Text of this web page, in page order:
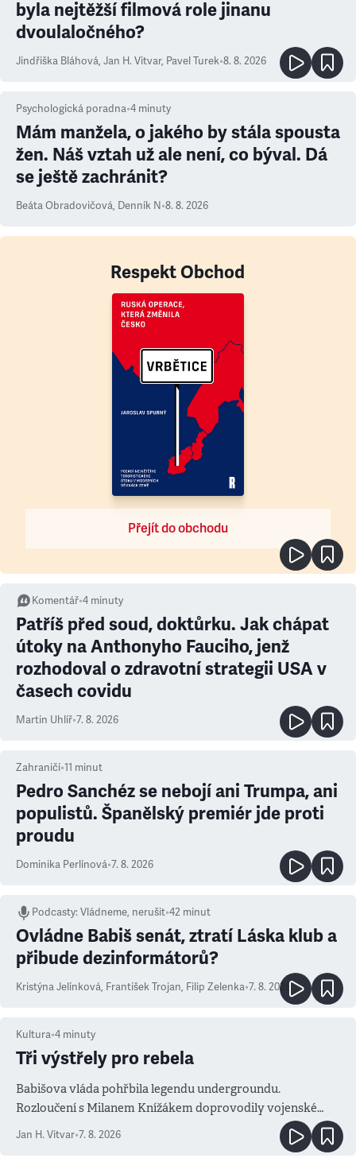
byla nejtěžší filmová role jinanu
dvoulaločného?
Jindřiška Bláhová, Jan H. Vitvar, Pavel Turek•8. 8. 2026
Psychologická poradna•4 minuty
Mám manžela, o jakého by stála spousta
žen. Náš vztah už ale není, co býval. Dá
se ještě zachránit?
Beáta Obradovičová, Denník N•8. 8. 2026
Respekt Obchod
Přejít do obchodu
Komentář•4 minuty
Patříš před soud, doktůrku. Jak chápat
útoky na Anthonyho Fauciho, jenž
rozhodoval o zdravotní strategii USA v
časech covidu
Martin Uhlíř•7. 8. 2026
Zahraničí•11 minut
Pedro Sanchéz se nebojí ani Trumpa, ani
populistů. Španělský premiér jde proti
proudu
Dominika Perlínová•7. 8. 2026
Podcasty:Vládneme, nerušit•42 minut
Ovládne Babiš senát, ztratí Láska klub a
přibude dezinformátorů?
Kristýna Jelínková, František Trojan, Filip Zelenka•7. 8. 2026
Kultura•4 minuty
Tři výstřely pro rebela
Babišova vláda pohřbila legendu undergroundu.
Rozloučení s Milanem Knížákem doprovodily vojenské
salvy i kritika pokrokářů
Jan H. Vitvar•7. 8. 2026